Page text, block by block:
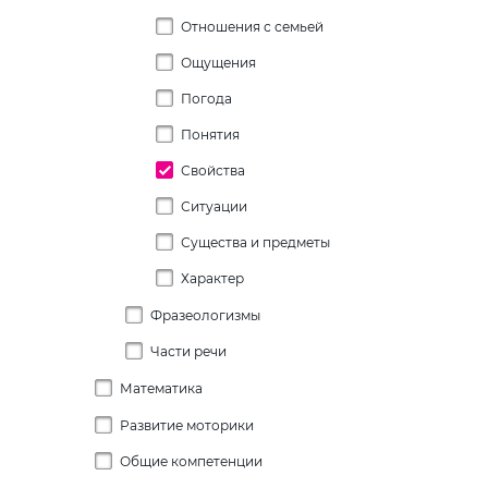
Члены семьи
Школа
Буква S
Буква T
Буква W
Буква X
Буква Y
Буква Z
Отношения с семьей
Ощущения
Погода
Понятия
Свойства
Ситуации
Существа и предметы
Характер
Фразеологизмы
Части речи
Глагол
Местоимение
Наречие
Математика
Вычитание
Вычитание в картинках
Сравнение
Развитие моторики
Общие компетенции